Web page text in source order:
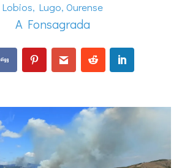
Lobios, Lugo, Ourense
A Fonsagrada